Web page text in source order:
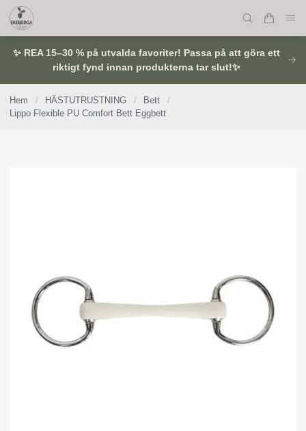
✨ REA 15–30 % på utvalda favoriter! Passa på att göra ett
riktigt fynd innan produkterna tar slut!✨
Hem / HÄSTUTRUSTNING / Bett
/
Lippo Flexible PU Comfort Bett Eggbett